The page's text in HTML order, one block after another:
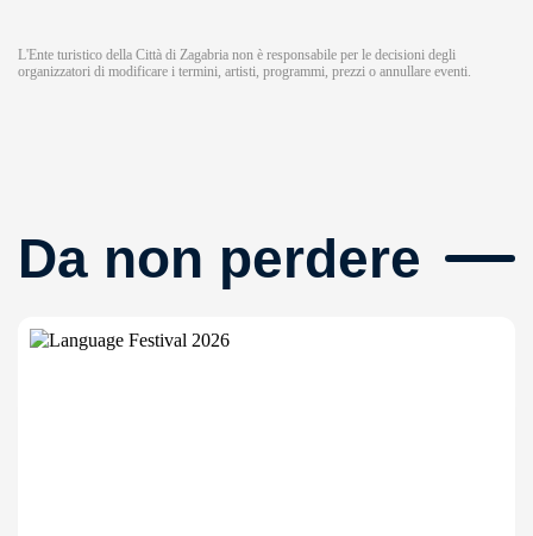
L'Ente turistico della Città di Zagabria non è responsabile per le decisioni degli
organizzatori di modificare i termini, artisti, programmi, prezzi o annullare eventi.
Da non perdere